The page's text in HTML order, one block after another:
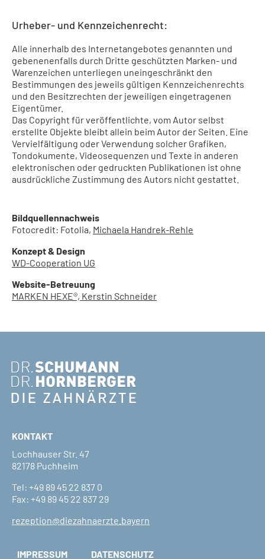
Urheber- und Kennzeichenrecht:
Alle innerhalb des Internetangebotes genannten und
gebenenenfalls durch Dritte geschützten Marken- und
Warenzeichen unterliegen uneingeschränkt den
Bestimmungen des jeweils gültigen Kennzeichenrechts
und den Besitzrechten der jeweiligen eingetragenen
Eigentümer.
Das Copyright für veröffentlichte, vom Autor selbst
erstellte Objekte bleibt allein beim Autor der Seiten. Eine
Vervielfältigung oder Verwendung solcher Grafiken,
Tondokumente, Videosequenzen und Texte in anderen
elektronischen oder gedruckten Publikationen ist ohne
ausdrückliche Zustimmung des Autors nicht gestattet.
Bildquellennachweis
Fotocredit: Fotolia, Michaela Handrek-Rehle
Konzept & Design
WD-Cooperation UG
Website-Betreuung
MARKEN HEXE®, Kerstin Schneider
KONTAKT
Lochhauser Str. 47
82178 Puchheim
Tel: +49 89 45 22 837 0
Fax: +49 89 45 22 837 29
rezeption@diezahnaerzte.bayern
IMPRESSUM DATENSCHUTZ